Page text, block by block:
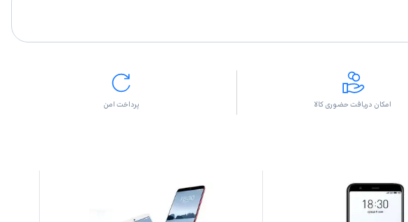
امکان دریافت حضوری کالا پرداخت امن